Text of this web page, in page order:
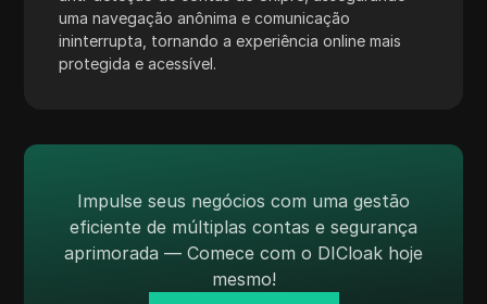
VKontakte
Walmart Marketplace
WebMoney
Western Union
WhatsApp Business
uma navegação anônima e comunicação
ininterrupta, tornando a experiência online mais
protegida e acessível.
Impulse seus negócios com uma gestão
eficiente de múltiplas contas e segurança
aprimorada — Comece com o DICloak hoje
mesmo!